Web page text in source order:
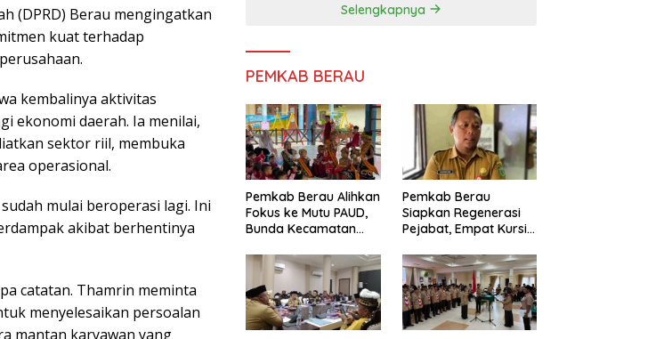
(DPRD) Berau mengingatkan
kuat terhadap
kembalinya aktivitas
ekonomi daerah. Ia menilai,
sektor riil, membuka
operasional.
mulai beroperasi lagi. Ini
akibat berhentinya
catatan. Thamrin meminta
menyelesaikan persoalan
mantan karyawan yang
Selengkapnya
PEMKAB BERAU
Pemkab Berau Alihkan
Fokus ke Mutu PAUD,
Bunda Kecamatan
Pengawasan
Pemkab Berau
Siapkan Regenerasi
Pejabat, Empat Kursi
Diisi